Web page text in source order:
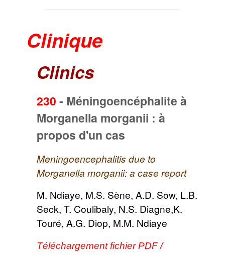
Clinique
Clinics
230 - Méningoencéphalite à
Morganella morganii : à
propos d'un cas
Meningoencephalitis due to
Morganella morganii: a case report
M. Ndiaye, M.S. Sène, A.D. Sow, L.B.
Seck, T. Coulibaly, N.S. Diagne,K.
Touré, A.G. Diop, M.M. Ndiaye
Téléchargement fichier PDF /